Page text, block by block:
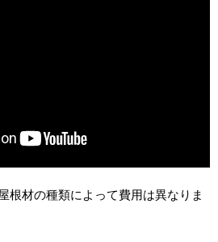
根材の種類によって費用は異なりま